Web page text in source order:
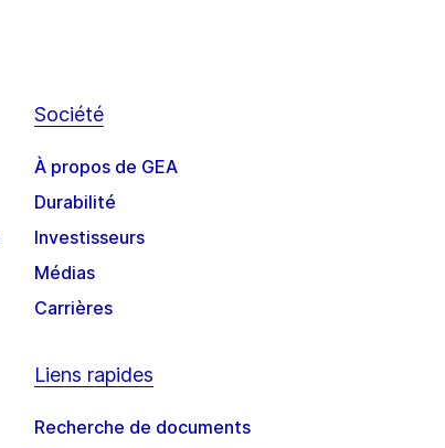
Société
À propos de GEA
Durabilité
Investisseurs
Médias
Carrières
Liens rapides
Recherche de documents